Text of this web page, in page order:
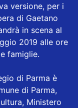
versione, per i
di Gaetano
in scena al
2019 alle ore
famiglie.
di Parma è
di Parma,
Ministero